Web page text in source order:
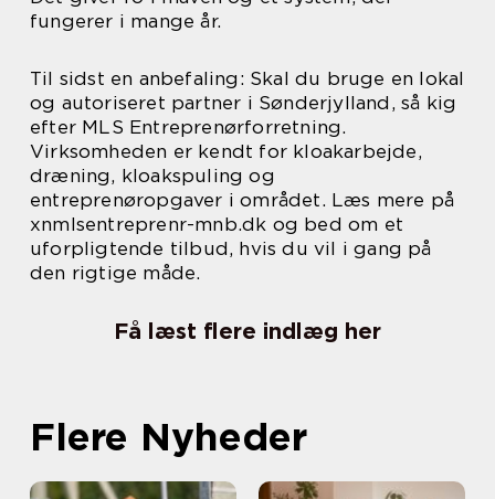
fungerer i mange år.
Til sidst en anbefaling: Skal du bruge en lokal
og autoriseret partner i Sønderjylland, så kig
efter MLS Entreprenørforretning.
Virksomheden er kendt for kloakarbejde,
dræning, kloakspuling og
entreprenøropgaver i området. Læs mere på
xnmlsentreprenr-mnb.dk og bed om et
uforpligtende tilbud, hvis du vil i gang på
den rigtige måde.
Få læst flere indlæg her
Flere Nyheder